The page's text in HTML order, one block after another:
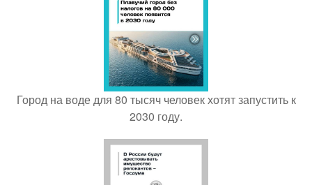
Город на воде для 80 тысяч человек хотят запустить к
2030 году.